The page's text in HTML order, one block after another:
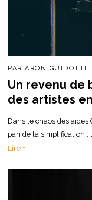
PARARON GUIDOTTI
Un revenu de
des artistes
Dans le chaos des
pari de la simplification :
Lire +